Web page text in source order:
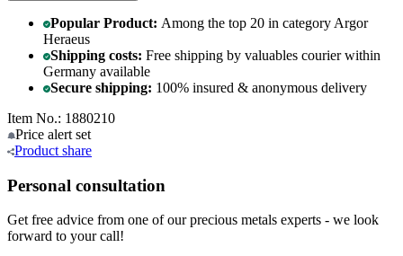
Popular Product: Among the top 20 in category Argor
Heraeus
Shipping costs: Free shipping by valuables courier within
Germany available
Secure shipping: 100% insured & anonymous delivery
Item No.: 1880210
Price alert set
Product share
Personal consultation
Get free advice from one of our precious metals experts - we look
forward to your call!